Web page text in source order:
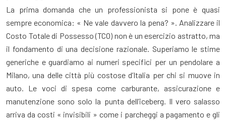
La prima domanda che un professionista si pone è quasi
sempre economica: « Ne vale davvero la pena? ». Analizzare il
Costo Totale di Possesso (TCO) non è un esercizio astratto, ma
il fondamento di una decisione razionale. Superiamo le stime
generiche e guardiamo ai numeri specifici per un pendolare a
Milano, una delle città più costose d’Italia per chi si muove in
auto. Le voci di spesa come carburante, assicurazione e
manutenzione sono solo la punta dell’iceberg. Il vero salasso
arriva da costi « invisibili » come i parcheggi a pagamento e gli